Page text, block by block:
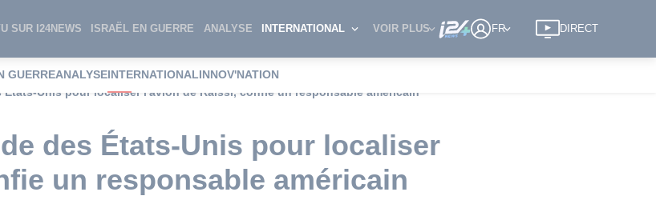
SUR I24NEWS ISRAËL EN GUERRE ANALYSE INTERNATIONAL VOIR PLUS FR DIRECT
GUERREANALYSEINTERNATIONALINNOV'NATION
États-Unis pour localiser l'avion de Raïssi, confie un responsable américain
des États-Unis pour localiser
un responsable américain